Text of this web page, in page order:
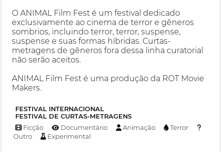
O ANIMAL Film Fest é um festival dedicado
exclusivamente ao cinema de terror e gêneros
sombrios, incluindo terror, terror, suspense,
suspense e suas formas híbridas. Curtas-
metragens de gêneros fora dessa linha curatorial
não serão aceitos.
ANIMAL Film Fest é uma produção da ROT Movie
Makers.
FESTIVAL INTERNACIONAL
FESTIVAL DE CURTAS-METRAGENS
Ficção Documentário Animação
Terror
Outro
Experimental